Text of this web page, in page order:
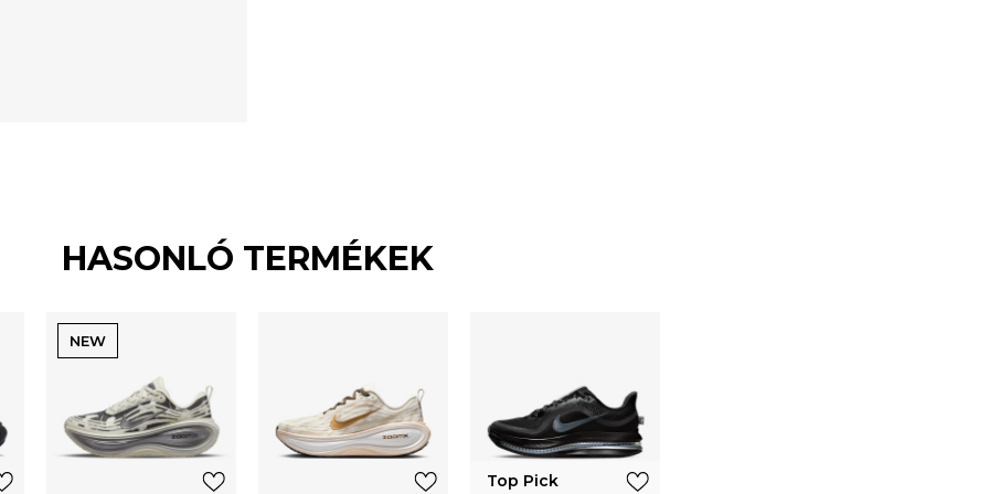
HASONLÓ TERMÉKEK
NEW
Top Pick